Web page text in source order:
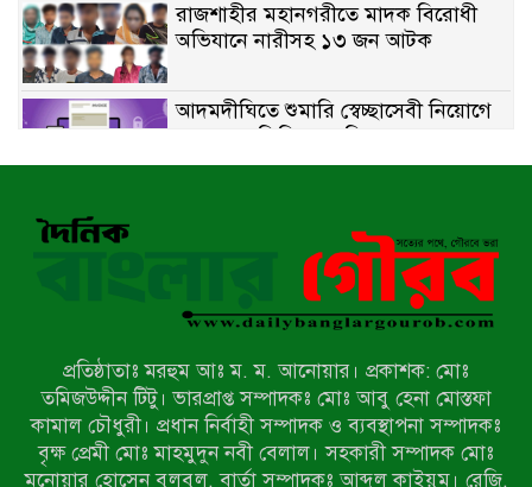
রাজশাহীর মহানগরীতে মাদক বিরোধী
অভিযানে নারীসহ ১৩ জন আটক
আদমদীঘিতে শুমারি স্বেচ্ছাসেবী নিয়োগে
যোগ্যতার ভিত্তিতে তালিকা প্রকাশ;
নির্বাচিতদের আ.লীগ ট্যাগে প্রচারণা
নেওয়ার হুমকি দিলেন দোড়া মাদরাসার
পরিচয় দেওয়া সভাপতি
উখিয়ায় বিজিবির অভিযানে ৪০ হাজার
ইয়াবাসহ যুবক আটক
পোরশায় ৭ মাসে ১৯ জনের অপমৃত্যু,
শীর্ষে আত্মহত্যা
প্রতিষ্ঠাতাঃ মরহুম আঃ ম. ম. আনোয়ার। প্রকাশক: মোঃ
তমিজউদ্দীন টিটু। ভারপ্রাপ্ত সম্পাদকঃ মোঃ আবু হেনা মোস্তফা
কামাল চৌধুরী। প্রধান নির্বাহী সম্পাদক ও ব্যবস্থাপনা সম্পাদকঃ
বৃক্ষ প্রেমী মোঃ মাহমুদুন নবী বেলাল। সহকারী সম্পাদক মোঃ
মনোয়ার হোসেন বুলবুল, বার্তা সম্পাদকঃ আব্দুল কাইয়ুম। রেজি.